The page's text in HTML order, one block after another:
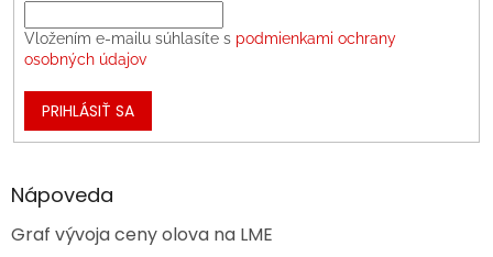
Vložením e-mailu súhlasíte s podmienkami ochrany
osobných údajov
PRIHLÁSIŤ SA
Nápoveda
Graf vývoja ceny olova na LME